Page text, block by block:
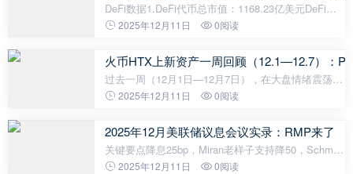
DeFi数据1.DeFi代币总市值：1168.23亿美元DeFi总
市值 数据来源：coingecko2.过去24小时去中心化交
的交易量 数据来源：coingecko3.
2025年12月11日 0阅读
火币HTX上新资产一周回顾（12.1—12.7）：
过去一周（12月1日—12月7日），在大盘情绪震荡与
资金风险偏好回暖的双重影响下，火币 HTX 平台多
Meme资产如PIPPIN、FHE等领涨，走出“死猫
2025年12月11日 0阅读
2025年12月美联储议息会议实录：RMP来了
关键要点降息25bp，Miran老样子支持降50，Schmid
依然反对降息，Goolsbee加入反对派，分歧进一步加
2025年12月11日 0阅读